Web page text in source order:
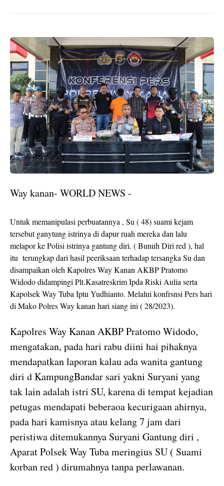
Way kanan- WORLD NEWS -
Untuk memanipulasi perbuatannya , Su ( 48) suami kejam
tersebut ganytung istrinya di dapur ruah mereka dan lalu
melapor ke Polisi istrinya gantung diri. ( Bunuh Diri red ), hal
itu terungkap dari hasil peeriksaan terhadap tersangka Su dan
disampaikan oleh Kapolres Way Kanan AKBP Pratomo
Widodo didampingi Plt.Kasatreskrim Ipda Riski Aulia serta
Kapolsek Way Tuba Iptu Yudhianto. Melalui konfrsnsi Pers hari
di Mako Polres Way kanan hari siang ini ( 28/2023).
Kapolres Way Kanan AKBP Pratomo Widodo,
mengatakan, pada hari rabu diini hai pihaknya
mendapatkan laporan kalau ada wanita gantung
diri d KampungBandar sari yakni Suryani yang
tak lain adalah istri SU, karena di tempat kejadian
petugas mendapati beberaoa kecurigaan ahirnya,
pada hari kamisnya atau kelang 7 jam dari
peristiwa ditemukannya Suryani Gantung diri ,
Aparat Polsek Way Tuba meringius SU ( Suami
korban red ) dirumahnya tanpa perlawanan.